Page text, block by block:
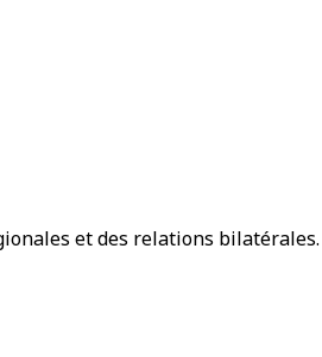
et des relations bilatérales.